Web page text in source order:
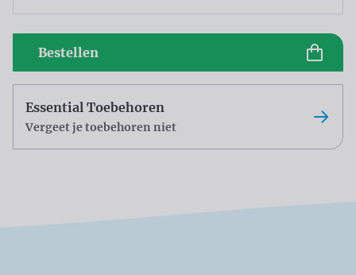
Bestellen
Essential Toebehoren
Vergeet je toebehoren niet